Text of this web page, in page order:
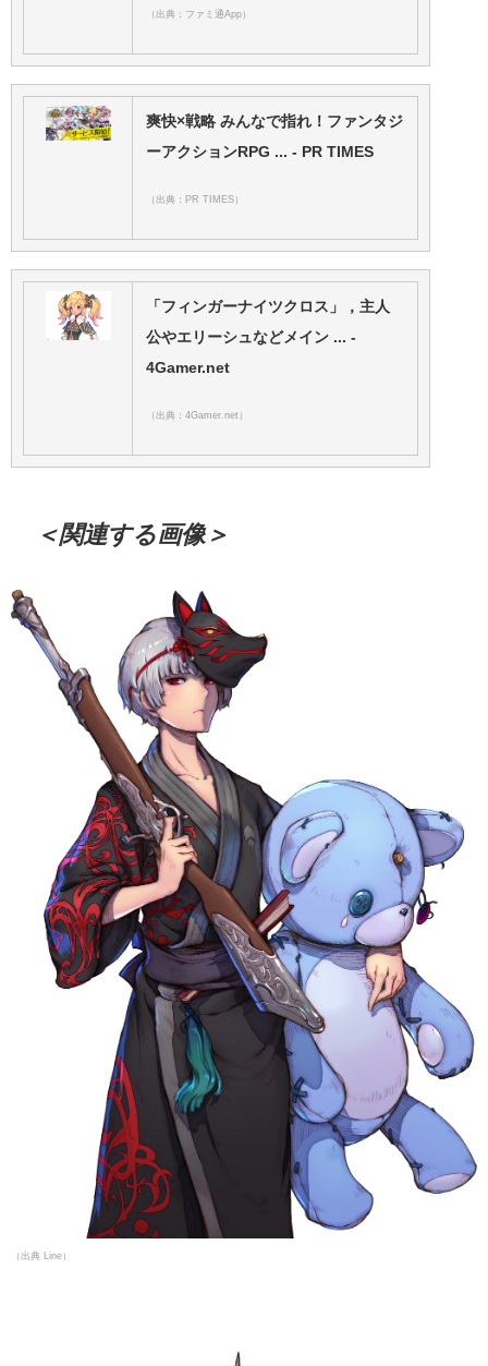
（出典：ファミ通App）
爽快×戦略 みんなで指れ！ファンタジ
ーアクションRPG ... - PR TIMES
（出典：PR TIMES）
「フィンガーナイツクロス」，主人
公やエリーシュなどメイン ... -
4Gamer.net
（出典：4Gamer.net）
＜関連する画像＞
（出典 Line）